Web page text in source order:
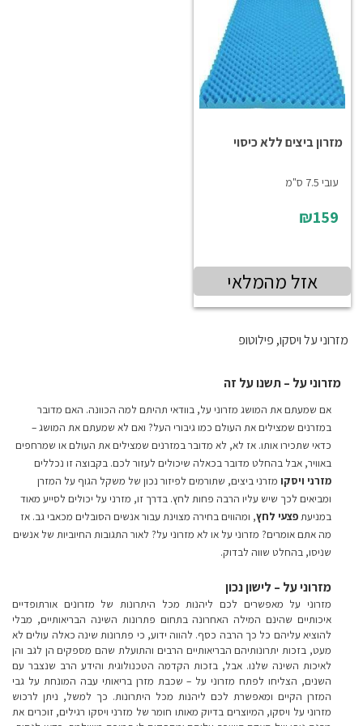
מזרון ביצים ללא כיסוי
עובי 7.5 ס"מ
₪159
אזל מהמלאי
מזרוני על ויסקו, פילוטופ
מזרוני על – תשנו על זה
אם שמעתם את המושג מזרוני על, בוודאי תהיתם למה הכוונה. האם מדובר
במזרנים שמצילים את העולם כמו גיבורי העל? ואם לא שמעתם את המושג –
כדאי שתכירו אותו. אז לא, לא מדובר במזרנים שמצילים את העולם או שמרחפים
באוויר, אבל בהחלט מדובר בכאלה שיכולים לעזור לכם. בקבוצה זו נכללים
מזרני ויסקו מזרני ביצים, שתורמים לפיזור נכון של משקל הגוף על המזרן
ומביאים לכך שיש עליו הרבה פחות לחץ. בדרך זו, מזרני על יכולים לסייע מאוד
במניעתפצעי לחץ, ומהווים בחירה מצוינת עבור אנשים הסובלים מכאבי גב. אז
מה אתם אומרים? מזרוני על או לא מזרוני על? לאור התגובות החיוביות של אנשים
שניסו, בהחלט שווה לבדוק.
מזרוני על – לישון נכון
מזרוני על מאפשרים לכם ליהנות מכל היתרונות של מזרונים אורתופדיים
איכותיים שהינם המילה האחרונה בתחום פתרונות השינה הבריאותיים, מבלי
להוציא עליהם כל כך הרבה כסף. להווה ידוע, כי פתרונות שינה כאלה עולים לא
מעט, בזכות יתרונותיהם הבריאותיים הרבים והתועלת שהם מספקים הן לגב והן
לאיכות השינה שלנו. אבל, בזכות הקדמה הטכנולוגית והידע הרב שנצבר עם
השנים, הצליחו לפתח מזרוני על – שכבת מזרן בריאותי עבה המונחת על גבי
המזרן הקיים ומאפשרת לכם ליהנות מכל היתרונות. כך למשל, ניתן לרכוש
מזרוני על ויסקו, המיוצרים בדיוק מאותו חומר של מזרני ויסקו רגילים, זוכרים את